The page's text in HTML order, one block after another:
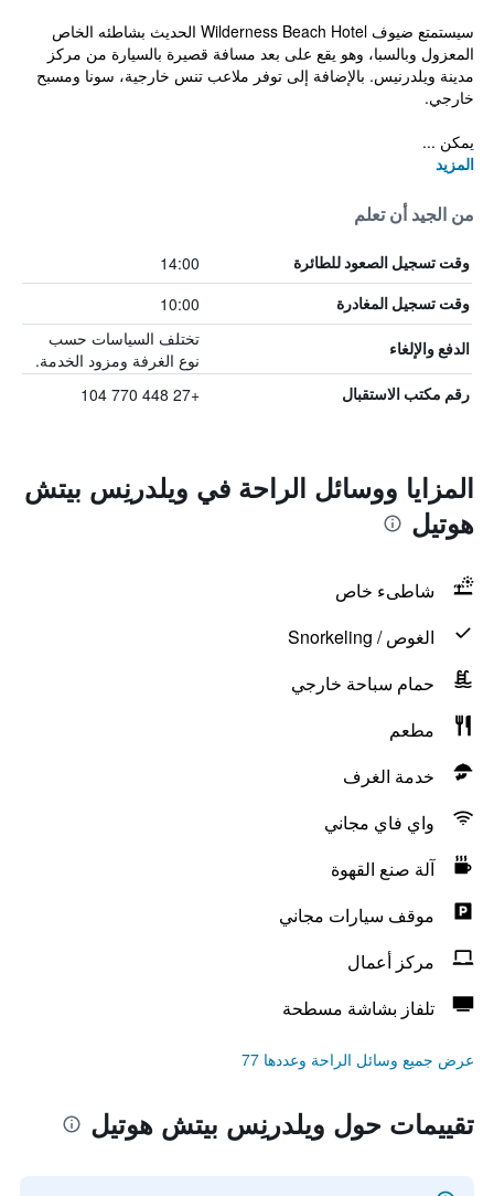
سيستمتع ضيوف Wilderness Beach Hotel الحديث بشاطئه الخاص
المعزول وبالسبا، وهو يقع على بعد مسافة قصيرة بالسيارة من مركز
مدينة ويلدرنيس. بالإضافة إلى توفر ملاعب تنس خارجية، سونا ومسبح
خارجي.
يمكن ...
المزيد
من الجيد أن تعلم
وقت تسجيل الصعود للطائرة 14:00
وقت تسجيل المغادرة 10:00
الدفع والإلغاء
تختلف السياسات حسب
نوع الغرفة ومزود الخدمة.
رقم مكتب الاستقبال +27 448 770 104
المزايا ووسائل الراحة في ويلدرنِس بيتش
هوتيل
شاطىء خاص
الغوص / Snorkeling
حمام سباحة خارجي
مطعم
خدمة الغرف
واي فاي مجاني
آلة صنع القهوة
موقف سيارات مجاني
مركز أعمال
تلفاز بشاشة مسطحة
عرض جميع وسائل الراحة وعددها 77
تقييمات حول ويلدرنِس بيتش هوتيل